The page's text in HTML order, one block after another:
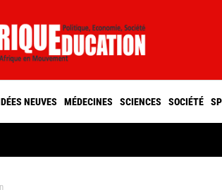
NEUVES MÉDECINES SCIENCES SOCIÉTÉ